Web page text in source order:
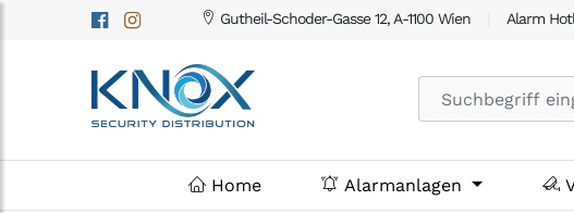
Gutheil-Schoder-Gasse 12, A-1100 Wien Alarm
Home Alarmanlagen